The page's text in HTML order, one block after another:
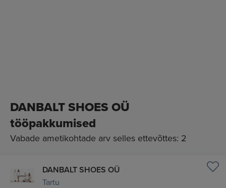
DANBALT SHOES OÜ
tööpakkumised
Vabade ametikohtade arv selles ettevõttes: 2
DANBALT SHOES OÜ
Tartu